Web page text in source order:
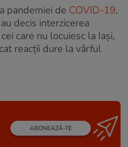
pandemiei de COVID-19,
decis interzicerea
care nu locuiesc la Iași,
reacții dure la vârful
ABONEAZĂ-TE